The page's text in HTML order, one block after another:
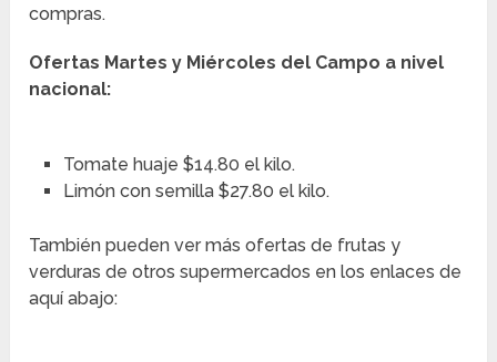
compras.
Ofertas Martes y Miércoles del Campo a nivel
nacional:
Tomate huaje $14.80 el kilo.
Limón con semilla $27.80 el kilo.
También pueden ver más ofertas de frutas y
verduras de otros supermercados en los enlaces de
aquí abajo: